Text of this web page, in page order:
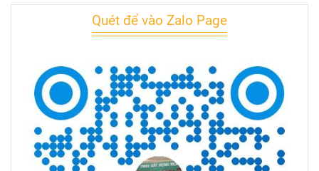
Quét để vào Zalo Page